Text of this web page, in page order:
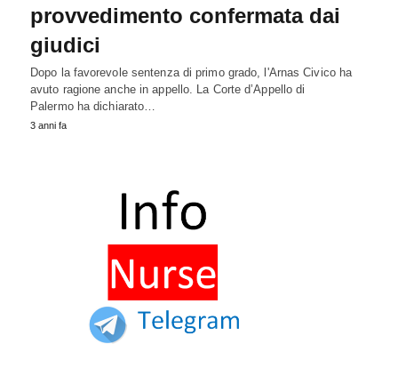
provvedimento confermata dai
giudici
Dopo la favorevole sentenza di primo grado, l'Arnas Civico ha
avuto ragione anche in appello. La Corte d’Appello di
Palermo ha dichiarato…
3 anni fa